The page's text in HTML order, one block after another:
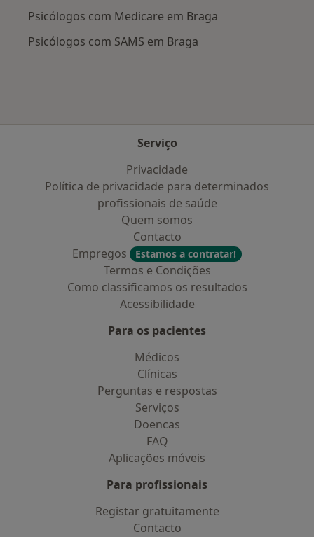
Psicólogos com Medicare em Braga
Psicólogos com SAMS em Braga
Serviço
Privacidade
Política de privacidade para determinados
profissionais de saúde
Quem somos
Contacto
Empregos
Estamos a contratar!
Termos e Condições
Como classificamos os resultados
Acessibilidade
Para os pacientes
Médicos
Clínicas
Perguntas e respostas
Serviços
Doencas
FAQ
Aplicações móveis
Para profissionais
Registar gratuitamente
Contacto